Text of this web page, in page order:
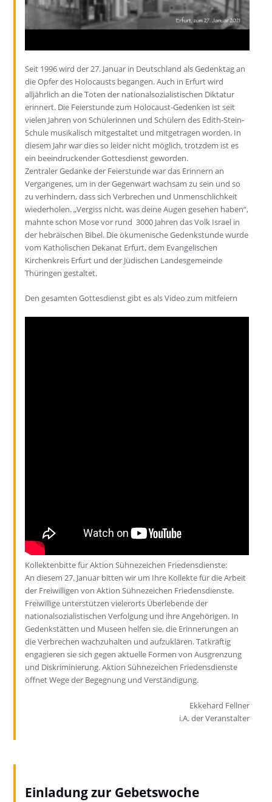
Seit 1996 wird der 27. Januar in Deutschland als Gedenktag an
die Opfer des Holocausts begangen. Auch in Erfurt wird
alljährlich an die Toten der nationalsozialistischen Diktatur
erinnert. Die Feierstunde zum Holocaust-Gedenken ist seit
vielen Jahren von Schülerinnen und Schülern des Edith-Stein-
Schule musikalisch mitgestaltet und mitgetragen worden. In
diesem Jahr war dies so leider nicht möglich, trotzdem ist es
ein beeindruckender Gottesdienst geworden.
Zentraler Gedanke der Feierstunde war das Erinnern an
Vergangenes, um in der Gegenwart wachsam zu sein und so
zu verhindern, dass sich Verbrechen und Unmenschlichkeit
wiederholen. „Vergiss nicht, was deine Augen gesehen haben“,
mahnte schon Mose vor rund 3000 Jahren das Volk Israel in
der hebräischen Bibel. Die ökumenische Gedenkstunde wurde
vom Katholischen Dekanat Erfurt, dem Evangelischen
Kirchenkreis Erfurt und der Jüdischen Landesgemeinde
Thüringen gestaltet.
Den gesamten Gottesdienst gibt es als Video zum mitfeiern
Kollektenbitte für Aktion Sühnezeichen Friedensdienste:
An diesem 27. Januar bitten wir um Ihre Kollekte für die Arbeit
der Freiwilligen von Aktion Sühnezeichen Friedensdienste.
Freiwillige unterstützen vielerorts Überlebende der
nationalsozialistischen Verfolgung und ihre Angehörigen. In
Gedenkstätten und Museen helfen sie, die Erinnerungen an
die Verbrechen wachzuhalten und aufzuklären. Tatkräftig
engagieren sie sich gegen aktuelle Formen von Ausgrenzung
und Diskriminierung. Aktion Sühnezeichen Friedensdienste
öffnet Wege der Begegnung und Verständigung.
Ekkehard Fellner
i.A. der Veranstalter
Einladung zur Gebetswoche